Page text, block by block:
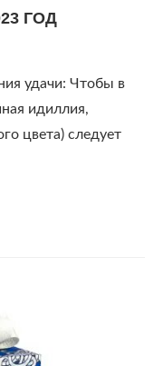
ГОД
удачи: Чтобы в
идиллия,
цвета) следует